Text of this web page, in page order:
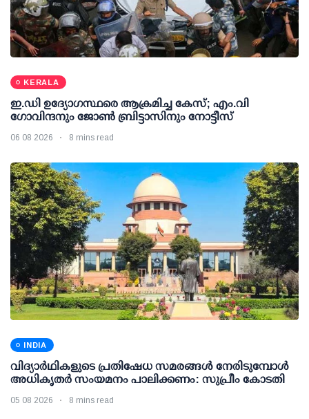
KERALA
ഇ.ഡി ഉദ്യോഗസ്ഥരെ ആക്രമിച്ച കേസ്; എം.വി
ഗോവിന്ദനും ജോണ്‍ ബ്രിട്ടാസിനും നോട്ടീസ്
06 08 2026 8 mins read
INDIA
വിദ്യാര്‍ഥികളുടെ പ്രതിഷേധ സമരങ്ങള്‍ നേരിടുമ്പോള്‍
അധികൃതര്‍ സംയമനം പാലിക്കണം: സുപ്രീം കോടതി
05 08 2026 8 mins read